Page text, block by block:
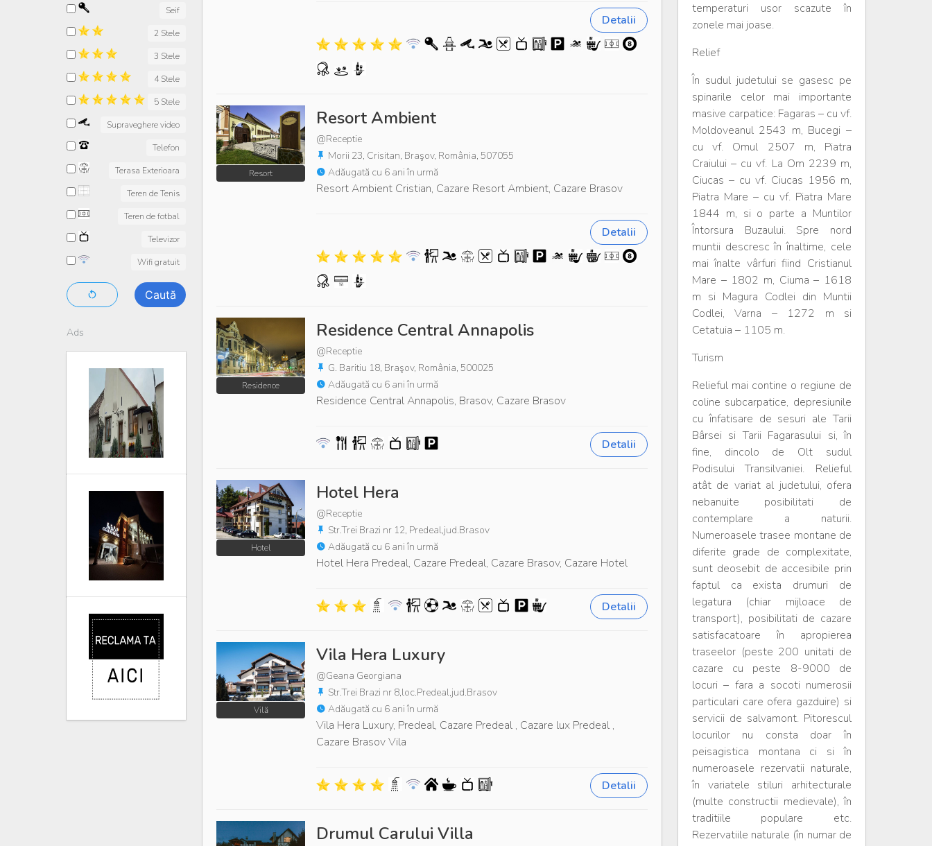
Seif
2 Stele
3 Stele
4 Stele
5 Stele
Supraveghere video
Telefon
Terasa Exterioara
Teren de Tenis
Teren de fotbal
Televizor
Wifi gratuit
Caută
Ads
Detalii
Resort
Resort Ambient
@Receptie
Morii 23, Crisitan, Braşov, România, 507055
Adăugată cu 6 ani în urmă
Resort Ambient Cristian, Cazare Resort Ambient, Cazare Brasov
Detalii
Residence
Residence Central Annapolis
@Receptie
G. Baritiu 18, Braşov, România, 500025
Adăugată cu 6 ani în urmă
Residence Central Annapolis, Brasov, Cazare Brasov
Detalii
Hotel
Hotel Hera
@Receptie
Str.Trei Brazi nr 12, Predeal,jud.Brasov
Adăugată cu 6 ani în urmă
Hotel Hera Predeal, Cazare Predeal, Cazare Brasov, Cazare Hotel
Detalii
Vilă
Vila Hera Luxury
@Geana Georgiana
Str.Trei Brazi nr 8,loc.Predeal,jud.Brasov
Adăugată cu 6 ani în urmă
Vila Hera Luxury, Predeal, Cazare Predeal , Cazare lux Predeal ,
Cazare Brasov Vila
Detalii
Drumul Carului Villa
temperaturi usor scazute în
zonele mai joase.
Relief
În sudul judetului se gasesc pe
spinarile celor mai importante
masive carpatice: Fagaras – cu vf.
Moldoveanul 2543 m, Bucegi –
cu vf. Omul 2507 m, Piatra
Craiului – cu vf. La Om 2239 m,
Ciucas – cu vf. Ciucas 1956 m,
Piatra Mare – cu vf. Piatra Mare
1844 m, si o parte a Muntilor
Întorsura Buzaului. Spre nord
muntii descresc în înaltime, cele
mai înalte vârfuri fiind Cristianul
Mare – 1802 m, Ciuma – 1618
m si Magura Codlei din Muntii
Codlei, Varna – 1272 m si
Cetatuia – 1105 m.
Turism
Relieful mai contine o regiune de
coline subcarpatice, depresiunile
cu înfatisare de sesuri ale Tarii
Bârsei si Tarii Fagarasului si, în
fine, dincolo de Olt sudul
Podisului Transilvaniei. Relieful
atât de variat al judetului, ofera
nebanuite posibilitati de
contemplare a naturii.
Numeroasele trasee montane de
diferite grade de complexitate,
sunt deosebit de accesibile prin
faptul ca exista drumuri de
legatura (chiar mijloace de
transport), posibilitati de cazare
satisfacatoare în apropierea
traseelor (peste 200 unitati de
cazare cu peste 8-9000 de
locuri – fara a socoti numerosii
particulari care ofera gazduire) si
servicii de salvamont. Pitorescul
locurilor nu consta doar în
peisagistica montana ci si în
numeroasele rezervatii naturale,
în variatele stiluri arhitecturale
(multe constructii medievale), în
traditiile populare etc.
Rezervatiile naturale (în numar de